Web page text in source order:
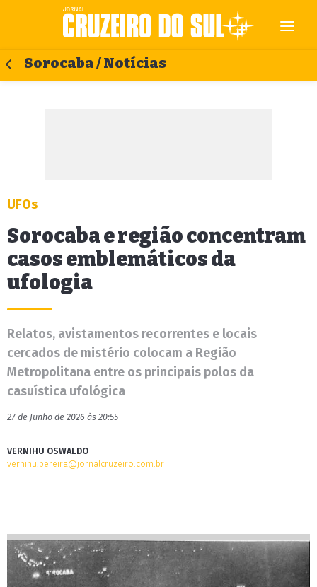
Sorocaba / Notícias
UFOs
Sorocaba e região concentram
casos emblemáticos da
ufologia
Relatos, avistamentos recorrentes e locais
cercados de mistério colocam a Região
Metropolitana entre os principais polos da
casuística ufológica
27 de Junho de 2026 às 20:55
VERNIHU OSWALDO
vernihu.pereira@jornalcruzeiro.com.br